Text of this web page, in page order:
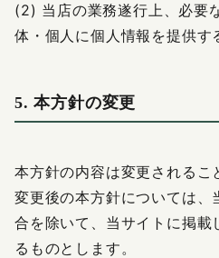
(2) 当店の業務遂行上、必要
体・個人に個人情報を提供す
5. 本方針の変更
本方針の内容は変更されるこ
変更後の本方針については、
合を除いて、当サイトに掲載
るものとします。